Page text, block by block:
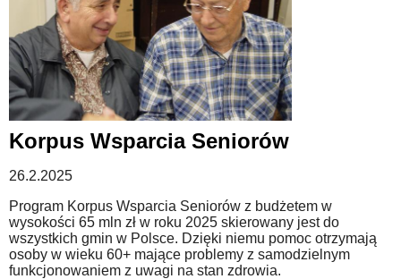
Korpus Wsparcia Seniorów
26.2.2025
Program Korpus Wsparcia Seniorów z budżetem w
wysokości 65 mln zł w roku 2025 skierowany jest do
wszystkich gmin w Polsce. Dzięki niemu pomoc otrzymają
osoby w wieku 60+ mające problemy z samodzielnym
funkcjonowaniem z uwagi na stan zdrowia.